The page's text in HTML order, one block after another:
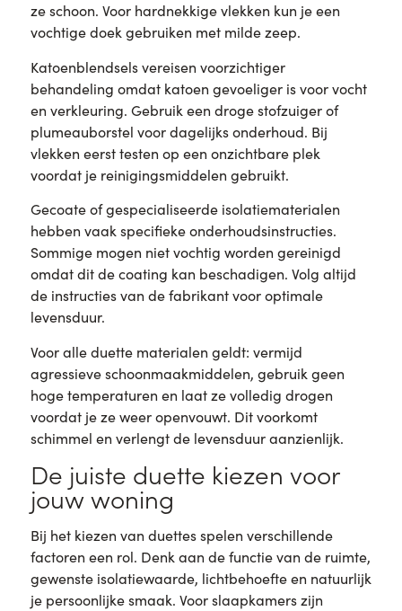
ze schoon. Voor hardnekkige vlekken kun je een
vochtige doek gebruiken met milde zeep.
Katoenblendsels vereisen voorzichtiger
behandeling omdat katoen gevoeliger is voor vocht
en verkleuring. Gebruik een droge stofzuiger of
plumeauborstel voor dagelijks onderhoud. Bij
vlekken eerst testen op een onzichtbare plek
voordat je reinigingsmiddelen gebruikt.
Gecoate of gespecialiseerde isolatiematerialen
hebben vaak specifieke onderhoudsinstructies.
Sommige mogen niet vochtig worden gereinigd
omdat dit de coating kan beschadigen. Volg altijd
de instructies van de fabrikant voor optimale
levensduur.
Voor alle duette materialen geldt: vermijd
agressieve schoonmaakmiddelen, gebruik geen
hoge temperaturen en laat ze volledig drogen
voordat je ze weer openvouwt. Dit voorkomt
schimmel en verlengt de levensduur aanzienlijk.
De juiste duette kiezen voor
jouw woning
Bij het kiezen van duettes spelen verschillende
factoren een rol. Denk aan de functie van de ruimte,
gewenste isolatiewaarde, lichtbehoefte en natuurlijk
je persoonlijke smaak. Voor slaapkamers zijn